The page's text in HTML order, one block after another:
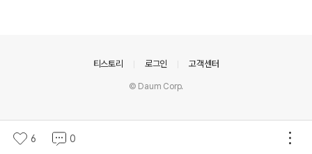
6 0
티스토리 로그인 고객센터
© Daum Corp.